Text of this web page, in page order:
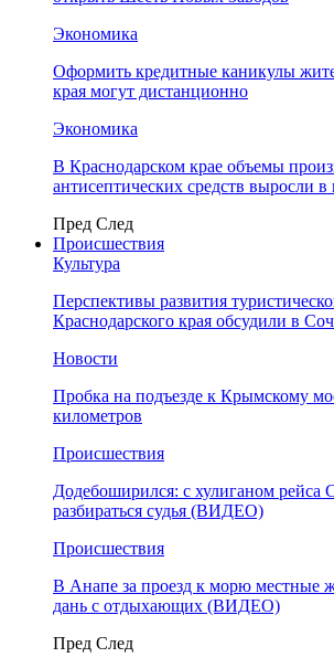
Экономика
Оформить кредитные каникулы
края могут дистанционно
Экономика
В Краснодарском крае объемы
антисептических средств выросли в
Пред След
Происшествия
Культура
Перспективы развития
Краснодарского края обсудили в
Новости
Пробка на подъезде к Крымскому
километров
Происшествия
Додебоширился: с хулиганом рейса
разбираться судья (ВИДЕО)
Происшествия
В Анапе за проезд к морю местные
дань с отдыхающих (ВИДЕО)
Пред След